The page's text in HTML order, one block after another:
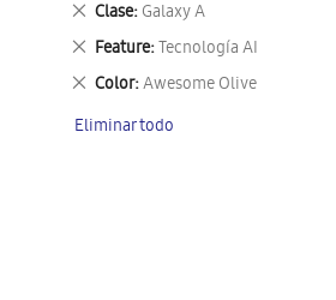
Clase Galaxy A
Eliminar
este
artículo
Feature Tecnología AI
Eliminar
este
artículo
Color Awesome Olive
Eliminar
artículo
Eliminar todo